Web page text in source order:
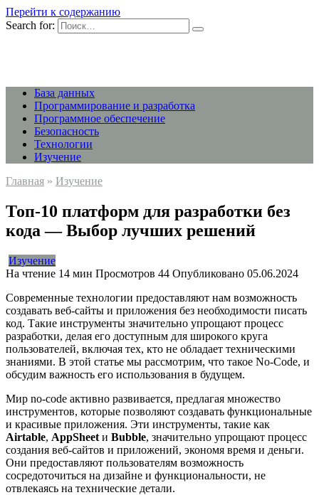
Перейти к содержанию
Search for:
База данных
Программирование и разработка
Программное обеспечение
Безопасность
Технологии
Изучение
Главная » Изучение
Топ-10 платформ для разработки без
кода — Выбор лучших решений
Изучение
На чтение 14 мин Просмотров 44 Опубликовано 05.06.2024
Современные технологии предоставляют нам возможность
создавать веб-сайты и приложения без необходимости писать
код. Такие инструменты значительно упрощают процесс
разработки, делая его доступным для широкого круга
пользователей, включая тех, кто не обладает техническими
знаниями. В этой статье мы рассмотрим, что такое No-Code, и
обсудим важность его использования в будущем.
Мир no-code активно развивается, предлагая множество
инструментов, которые позволяют создавать функциональные
и красивые приложения. Эти инструменты, такие как
Airtable, AppSheet и Bubble, значительно упрощают процесс
создания веб-сайтов и приложений, экономя время и деньги.
Они предоставляют пользователям возможность
сосредоточиться на дизайне и функциональности, не
отвлекаясь на технические детали.